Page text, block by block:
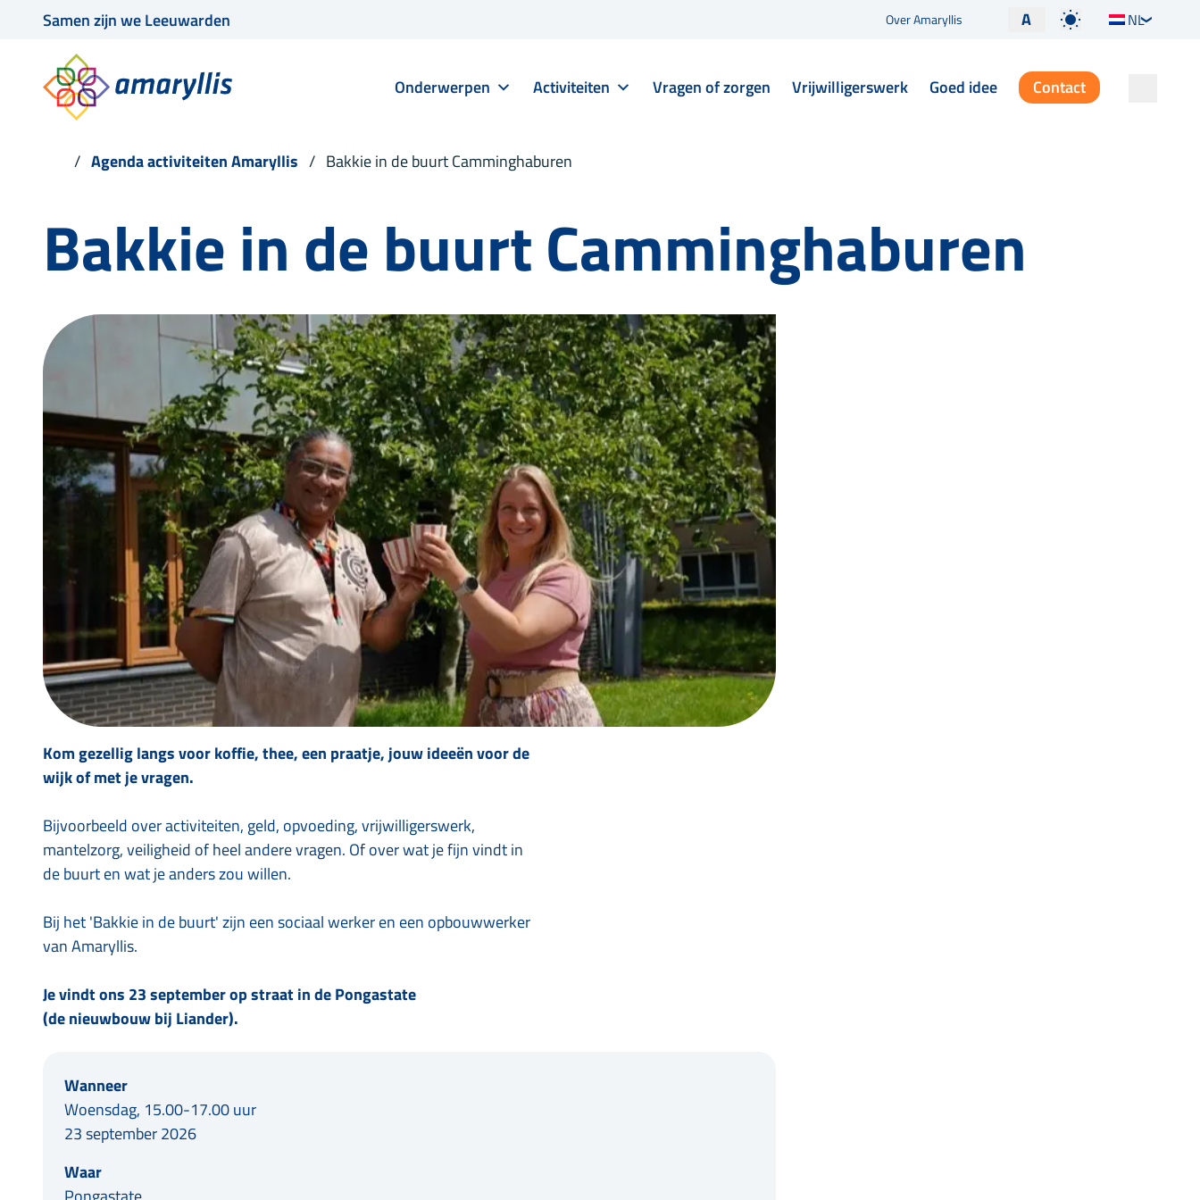
Samen zijn we Leeuwarden Over Amaryllis A NL
Onderwerpen Activiteiten Vragen of zorgen Vrijwilligerswerk Goed idee Contact
Agenda activiteiten Amaryllis Bakkie in de buurt Camminghaburen
Bakkie in de buurt Camminghaburen
Kom gezellig langs voor koffie, thee, een praatje, jouw ideeën voor de
wijk of met je vragen.
Bijvoorbeeld over activiteiten, geld, opvoeding, vrijwilligerswerk,
mantelzorg, veiligheid of heel andere vragen. Of over wat je fijn vindt in
de buurt en wat je anders zou willen.
Bij het 'Bakkie in de buurt' zijn een sociaal werker en een opbouwwerker
van Amaryllis.
Je vindt ons 23 september op straat in de Pongastate
(de nieuwbouw bij Liander).
Wanneer
Woensdag, 15.00-17.00 uur
23 september 2026
Waar